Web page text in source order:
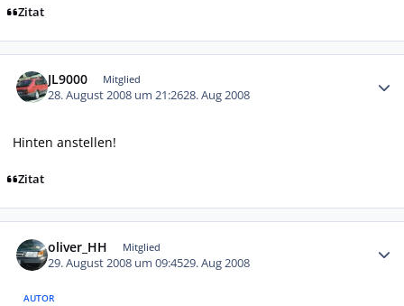
Zitat
JL9000 Mitglied
28. August 2008 um 21:2628. Aug 2008
Hinten anstellen!
Zitat
oliver_HH Mitglied
29. August 2008 um 09:4529. Aug 2008
AUTOR